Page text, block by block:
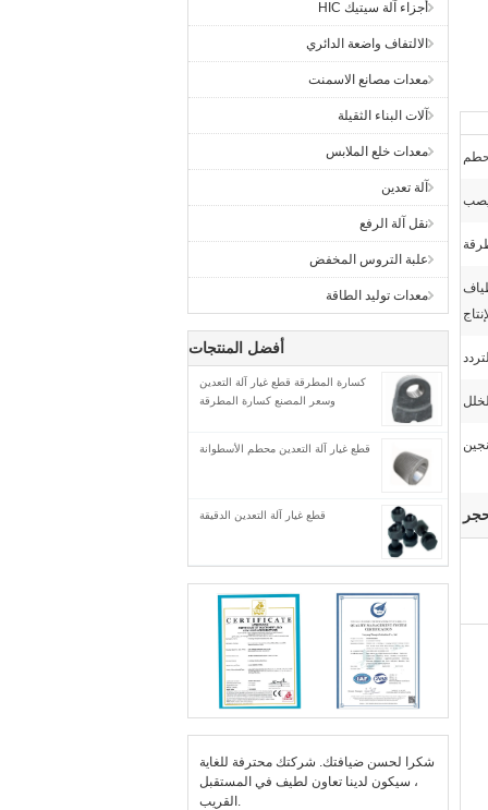
أجزاء آلة سيتيك HIC
الالتفاف واضعة الدائري
معدات مصانع الاسمنت
آلات البناء الثقيلة
معدات خلع الملابس
آلة تعدين
نقل آلة الرفع
علبة التروس المخفض
معدات توليد الطاقة
أفضل المنتجات
كسارة المطرقة قطع غيار آلة التعدين
وسعر المصنع كسارة المطرقة
قطع غيار آلة التعدين محطم الأسطوانة
قطع غيار آلة التعدين الدقيقة
شكرا لحسن ضيافتك. شركتك محترفة للغاية
، سيكون لدينا تعاون لطيف في المستقبل
القريب.